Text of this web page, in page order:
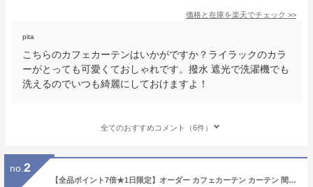
価格と在庫を楽天でチェック >>
pita
こちらのカフェカーテンはいかがですか？ライラックのカラ
ーがとっても可愛くておしゃれです。撥水 遮光で洗濯機でも
洗えるのでいつも綺麗にしておけますよ！
全てのおすすめコメント（6件）
no. 2
【全品ポイント7倍★1日限定】オーダー カフェカーテン カーテン 間仕切り 北欧 小窓 出窓 1級遮光 遮熱 断熱 保温 防炎 洗濯可 1枚 突っ張り棒 小さい窓 窓 小さめ 小窓 目隠し 片開き 遮光カーテン つっぱり フローラル カフェカーテン 1級遮光1枚 オーダー